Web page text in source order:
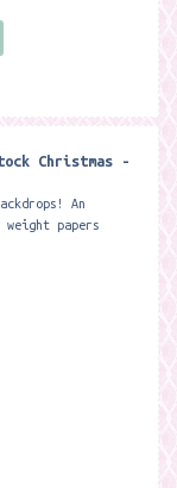
Christmas -
An
papers